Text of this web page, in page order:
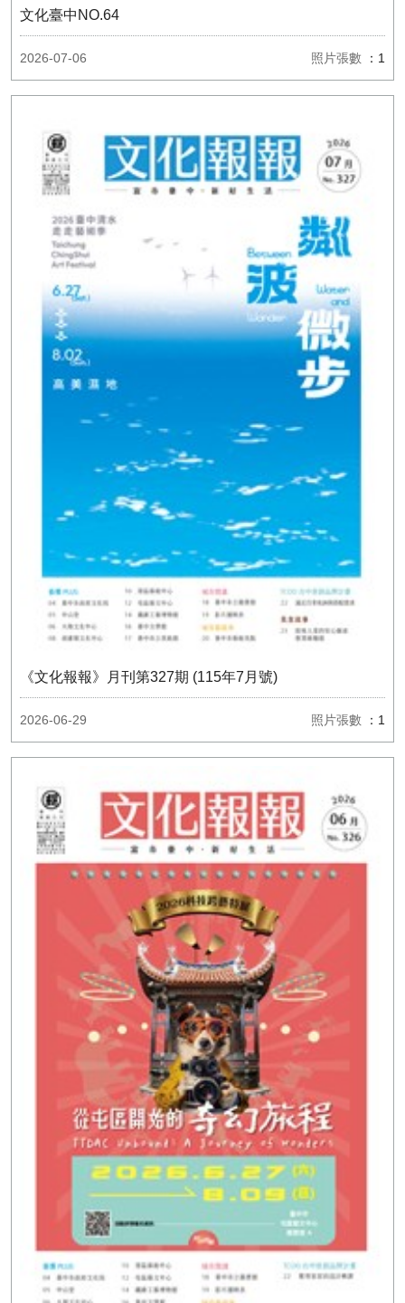
文化臺中NO.64
2026-07-06 照片張數 ：1
《文化報報》月刊第327期 (115年7月號)
2026-06-29 照片張數 ：1